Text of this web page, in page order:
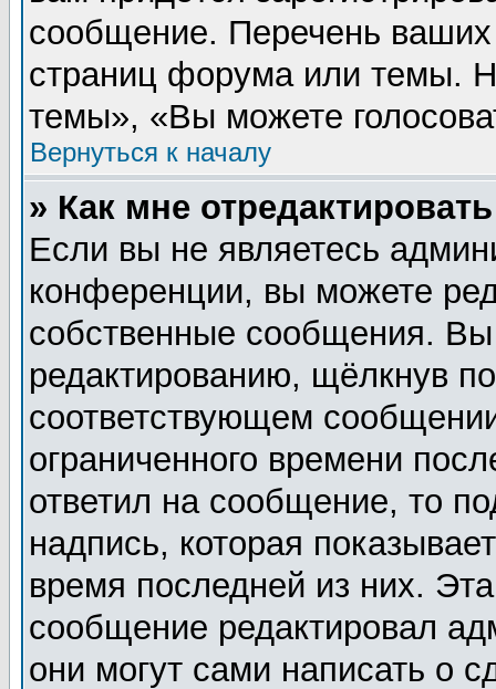
сообщение. Перечень ваших
страниц форума или темы.
темы», «Вы можете
Вернуться к началу
» Как мне
Если вы не являетесь
конференции, вы можете
собственные сообщения.
редактированию, щёлкнув
соответствующем
ограниченного времени
ответил на сообщение, то
надпись, которая
время последней из них.
сообщение редактировал
они могут сами написать о